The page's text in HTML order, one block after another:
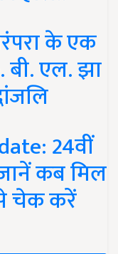
के एक
बी. एल. झा
24वीं
कब मिल
चेक करें